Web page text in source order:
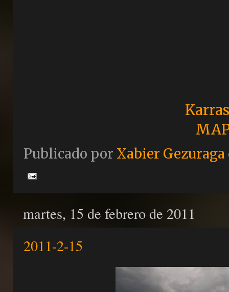
Publicado por Xabier Gezuraga
martes, 15 de febrero de 2011
2011-2-15